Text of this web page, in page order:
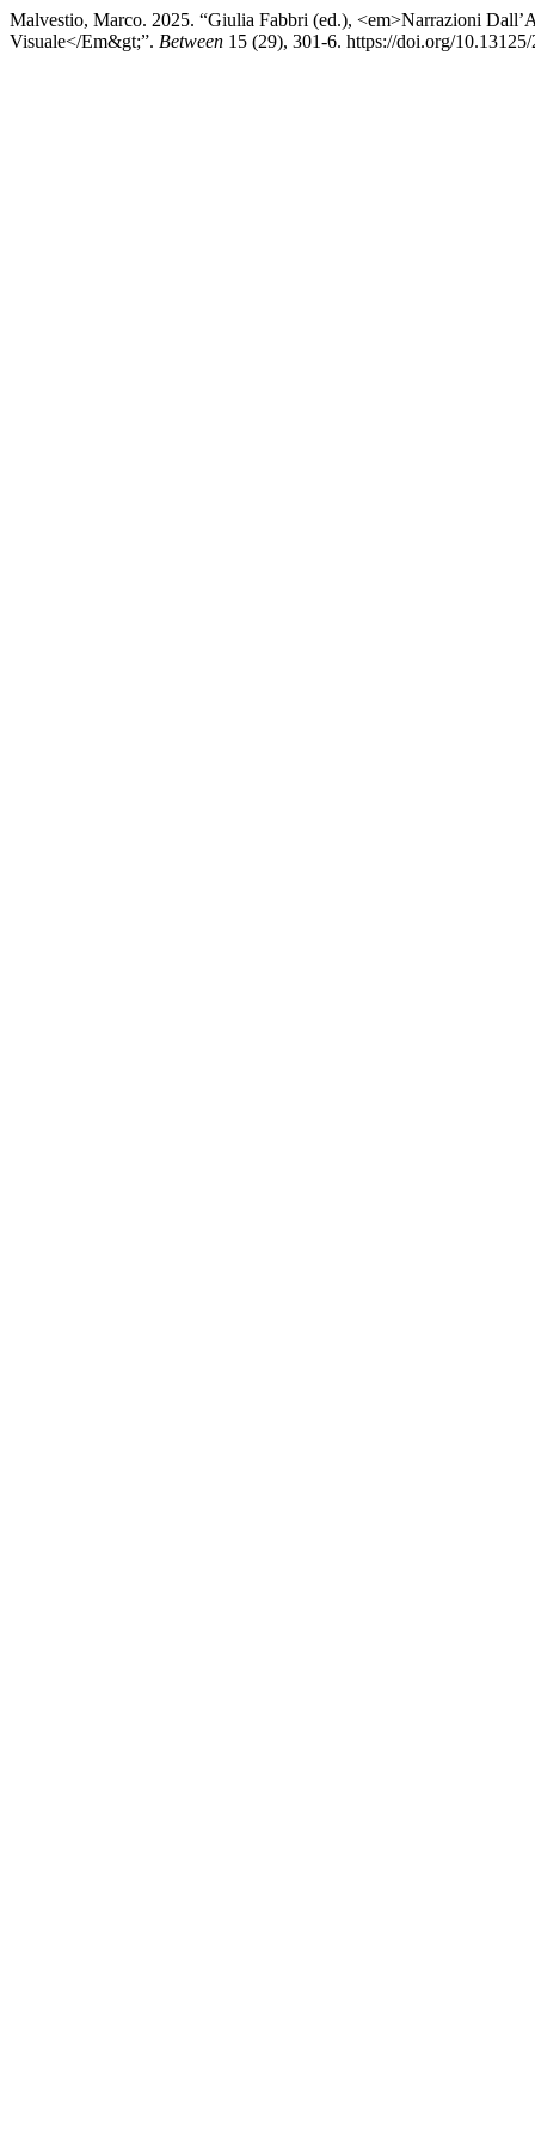
Malvestio, Marco. 2025. “Giulia Fabbri (ed.), <em>Narrazioni
Visuale</Em&gt;”. Between 15 (29), 301-6. https://doi.org/